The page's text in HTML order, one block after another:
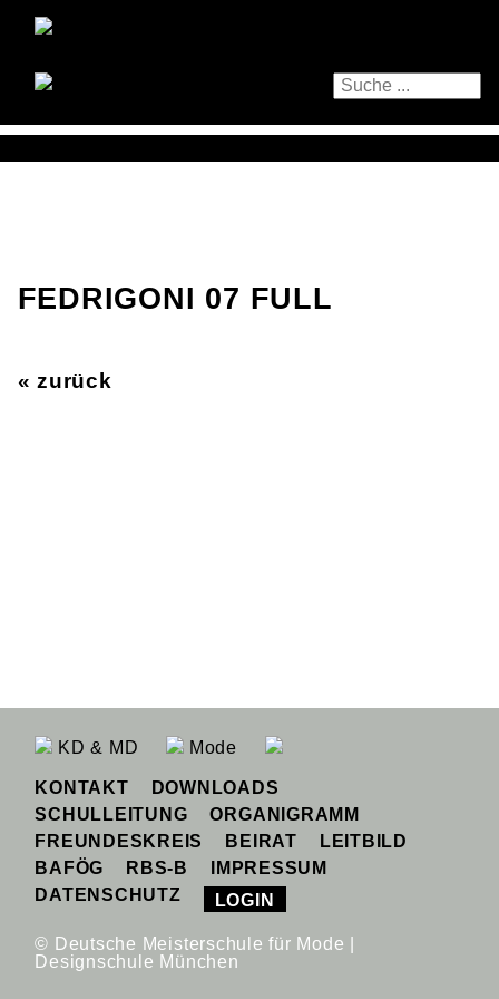
FEDRIGONI 07 FULL
« zurück
KD & MD Mode
KONTAKT
DOWNLOADS
SCHULLEITUNG
ORGANIGRAMM
FREUNDESKREIS
BEIRAT
LEITBILD
BAFÖG
RBS-B
IMPRESSUM
DATENSCHUTZ
LOGIN
© Deutsche Meisterschule für Mode |
Designschule München